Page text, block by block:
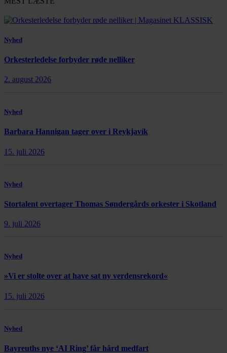
Nyhed
Orkesterledelse forbyder røde nelliker
2. august 2026
Nyhed
Barbara Hannigan tager over i Reykjavík
15. juli 2026
Nyhed
Stortalent overtager Thomas Søndergårds orkester i Skotland
9. juli 2026
Nyhed
»Vi er stolte over at have sat ny verdensrekord«
15. juli 2026
Nyhed
Bayreuths nye ‘AI Ring’ får hård medfart